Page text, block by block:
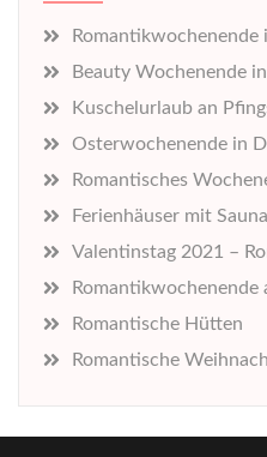
Romantikwochenende
Beauty Wochenende
Kuschelurlaub an
Osterwochenende in
Romantisches
Ferienhäuser mit
Valentinstag 2021 –
Romantikwochenende
Romantische Hütten
Romantische